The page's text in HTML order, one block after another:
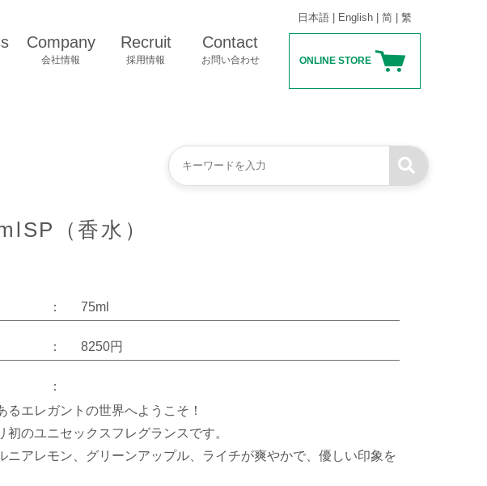
Company
会社情報
Recruit
採用情報
Contact
お問い合わせ
日本語 English |简 |繁
ONLINE STORE
（香水）
： 75ml
： 8250円
：
るエレガントの世界へようこそ！
初のユニセックスフレグランスです。
ニアレモン、グリーンアップル、ライチが爽やかで、優しい印象を